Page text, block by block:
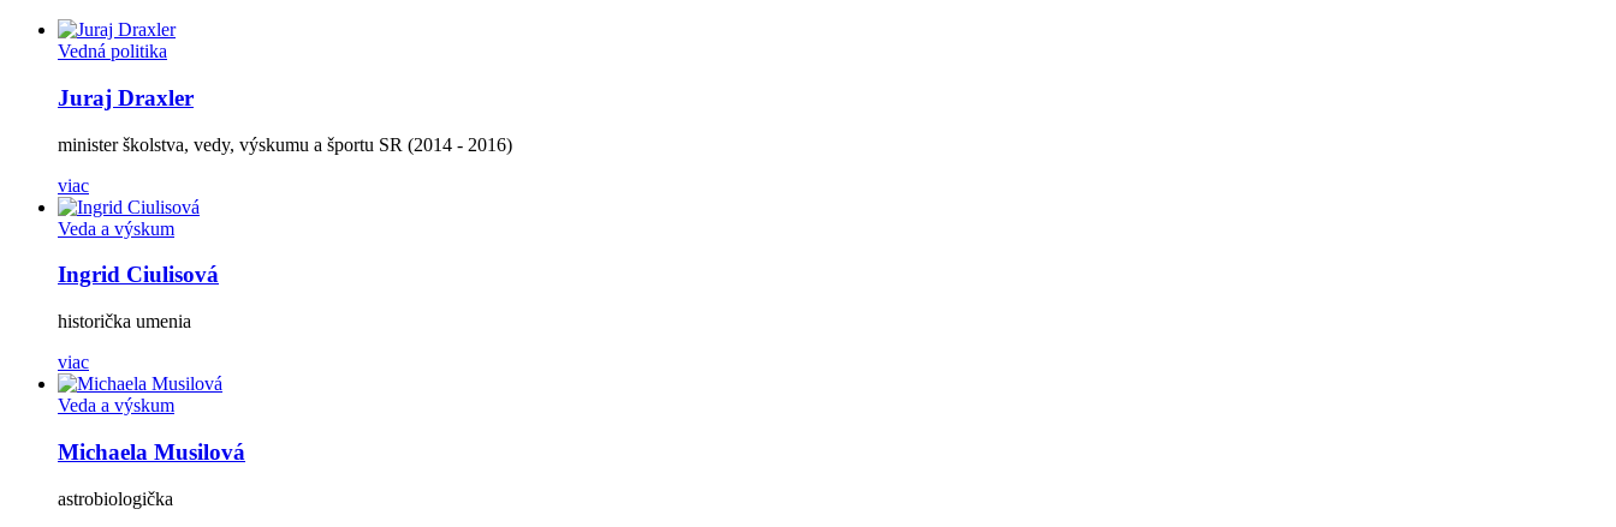
Vedná politika
Juraj Draxler
minister školstva, vedy, výskumu a športu SR (2014 - 2016)
viac
Veda a výskum
Ingrid Ciulisová
historička umenia
viac
Veda a výskum
Michaela Musilová
astrobiologička